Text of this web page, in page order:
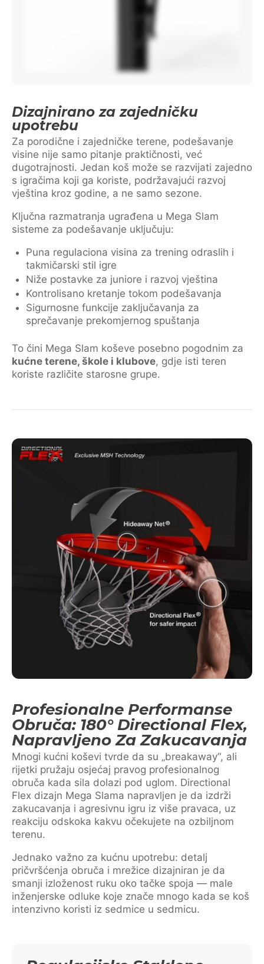
Dizajnirano za zajedničku
upotrebu
Za porodične i zajedničke terene, podešavanje
visine nije samo pitanje praktičnosti, već
dugotrajnosti. Jedan koš može se razvijati zajedno
s igračima koji ga koriste, podržavajući razvoj
vještina kroz godine, a ne samo sezone.
Ključna razmatranja ugrađena u Mega Slam
sisteme za podešavanje uključuju:
Puna regulaciona visina za trening odraslih i
takmičarski stil igre
Niže postavke za juniore i razvoj vještina
Kontrolisano kretanje tokom podešavanja
Sigurnosne funkcije zaključavanja za
sprečavanje prekomjernog spuštanja
To čini Mega Slam koševe posebno pogodnim za
kućne terene, škole i klubove, gdje isti teren
koriste različite starosne grupe.
Profesionalne Performanse
Obruča: 180° Directional Flex,
Napravljeno Za Zakucavanja
Mnogi kućni koševi tvrde da su „breakaway“, ali
rijetki pružaju osjećaj pravog profesionalnog
obruča kada sila dolazi pod uglom. Directional
Flex dizajn Mega Slama napravljen je da izdrži
zakucavanja i agresivnu igru iz više pravaca, uz
reakciju odskoka kakvu očekujete na ozbiljnom
terenu.
Jednako važno za kućnu upotrebu: detalj
pričvršćenja obruča i mrežice dizajniran je da
smanji izloženost ruku oko tačke spoja — male
inženjerske odluke koje znače mnogo kada se koš
intenzivno koristi iz sedmice u sedmicu.